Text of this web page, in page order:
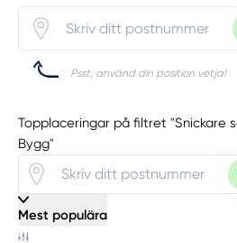
Psst, använd din position vetja!
Topplaceringar på filtret "Snickare
Bygg"
Mest populära